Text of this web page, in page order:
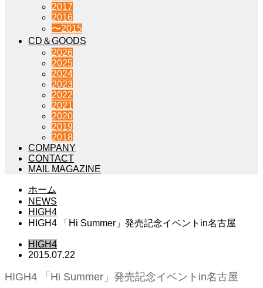
2017
2016
〜2015
CD＆GOODS
2026
2025
2024
2023
2022
2021
2020
2019
2018
COMPANY
CONTACT
MAIL MAGAZINE
ホーム
NEWS
HIGH4
HIGH4 「Hi Summer」発売記念イベントin名古屋
HIGH4
2015.07.22
HIGH4 「Hi Summer」発売記念イベントin名古屋